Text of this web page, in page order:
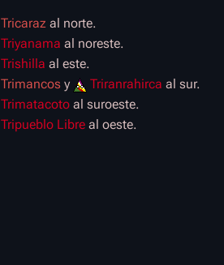
Tricaraz al norte.
Triyanama al noreste.
Trishilla al este.
Trimancos y Triranrahirca al sur.
Trimatacoto al suroeste.
Tripueblo Libre al oeste.